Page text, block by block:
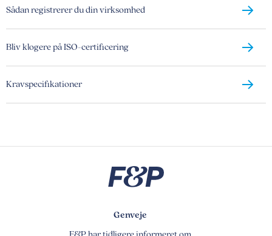
Sådan registrerer du din virksomhed
Bliv klogere på ISO-certificering
Kravspecifikationer
Genveje